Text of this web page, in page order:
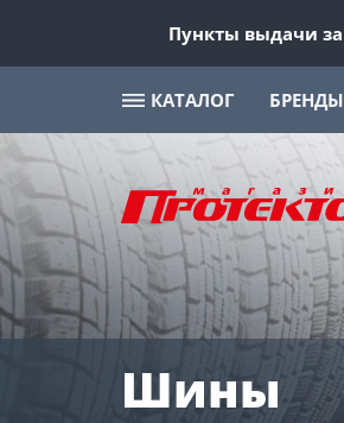
Пункты выдачи
КАТАЛОГ БРЕНДЫ
Шины